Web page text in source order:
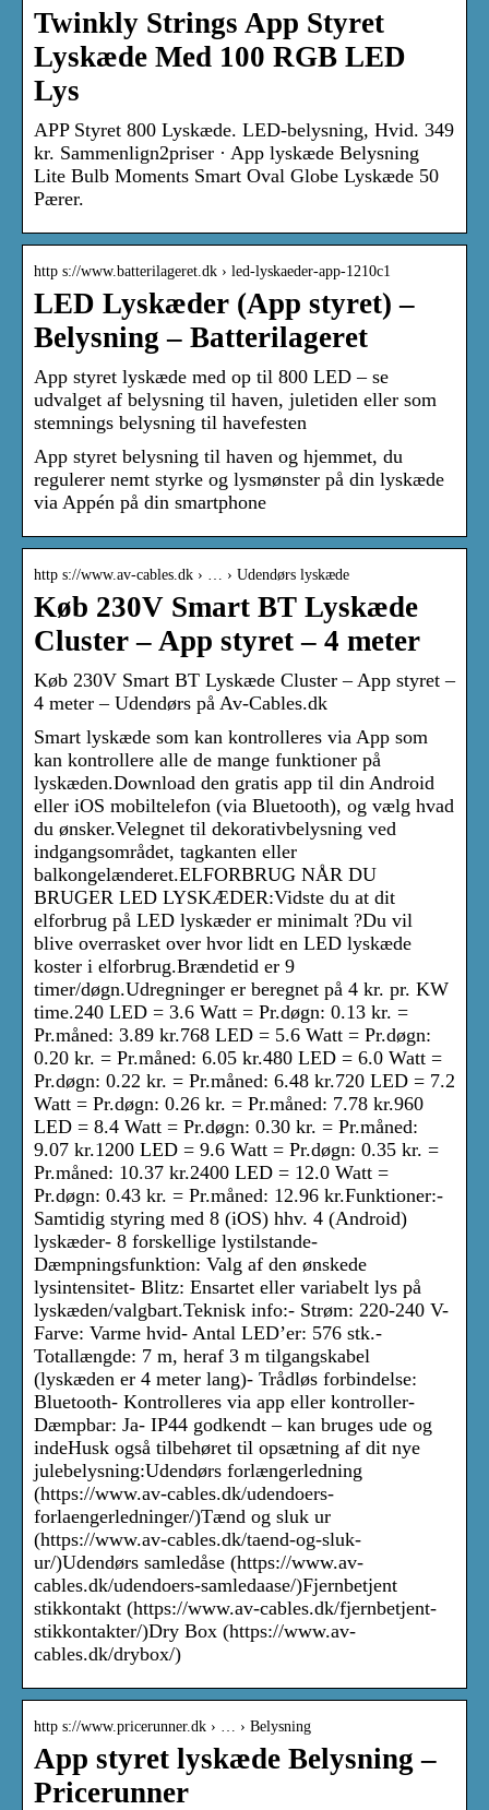
Twinkly Strings App Styret
Lyskæde Med 100 RGB LED
Lys
APP Styret 800 Lyskæde. LED-belysning, Hvid. 349
kr. Sammenlign2priser · App lyskæde Belysning
Lite Bulb Moments Smart Oval Globe Lyskæde 50
Pærer.
http s://www.batterilageret.dk › led-lyskaeder-app-1210c1
LED Lyskæder (App styret) –
Belysning – Batterilageret
App styret lyskæde med op til 800 LED – se
udvalget af belysning til haven, juletiden eller som
stemnings belysning til havefesten
App styret belysning til haven og hjemmet, du
regulerer nemt styrke og lysmønster på din lyskæde
via Appén på din smartphone
http s://www.av-cables.dk › … › Udendørs lyskæde
Køb 230V Smart BT Lyskæde
Cluster – App styret – 4 meter
Køb 230V Smart BT Lyskæde Cluster – App styret –
4 meter – Udendørs på Av-Cables.dk
Smart lyskæde som kan kontrolleres via App som
kan kontrollere alle de mange funktioner på
lyskæden.Download den gratis app til din Android
eller iOS mobiltelefon (via Bluetooth), og vælg hvad
du ønsker.Velegnet til dekorativbelysning ved
indgangsområdet, tagkanten eller
balkongelænderet.ELFORBRUG NÅR DU
BRUGER LED LYSKÆDER:Vidste du at dit
elforbrug på LED lyskæder er minimalt ?Du vil
blive overrasket over hvor lidt en LED lyskæde
koster i elforbrug.Brændetid er 9
timer/døgn.Udregninger er beregnet på 4 kr. pr. KW
time.240 LED = 3.6 Watt = Pr.døgn: 0.13 kr. =
Pr.måned: 3.89 kr.768 LED = 5.6 Watt = Pr.døgn:
0.20 kr. = Pr.måned: 6.05 kr.480 LED = 6.0 Watt =
Pr.døgn: 0.22 kr. = Pr.måned: 6.48 kr.720 LED = 7.2
Watt = Pr.døgn: 0.26 kr. = Pr.måned: 7.78 kr.960
LED = 8.4 Watt = Pr.døgn: 0.30 kr. = Pr.måned:
9.07 kr.1200 LED = 9.6 Watt = Pr.døgn: 0.35 kr. =
Pr.måned: 10.37 kr.2400 LED = 12.0 Watt =
Pr.døgn: 0.43 kr. = Pr.måned: 12.96 kr.Funktioner:-
Samtidig styring med 8 (iOS) hhv. 4 (Android)
lyskæder- 8 forskellige lystilstande-
Dæmpningsfunktion: Valg af den ønskede
lysintensitet- Blitz: Ensartet eller variabelt lys på
lyskæden/valgbart.Teknisk info:- Strøm: 220-240 V-
Farve: Varme hvid- Antal LED’er: 576 stk.-
Totallængde: 7 m, heraf 3 m tilgangskabel
(lyskæden er 4 meter lang)- Trådløs forbindelse:
Bluetooth- Kontrolleres via app eller kontroller-
Dæmpbar: Ja- IP44 godkendt – kan bruges ude og
indeHusk også tilbehøret til opsætning af dit nye
julebelysning:Udendørs forlængerledning
(https://www.av-cables.dk/udendoers-
forlaengerledninger/)Tænd og sluk ur
(https://www.av-cables.dk/taend-og-sluk-
ur/)Udendørs samledåse (https://www.av-
cables.dk/udendoers-samledaase/)Fjernbetjent
stikkontakt (https://www.av-cables.dk/fjernbetjent-
stikkontakter/)Dry Box (https://www.av-
cables.dk/drybox/)
http s://www.pricerunner.dk › … › Belysning
App styret lyskæde Belysning –
Pricerunner